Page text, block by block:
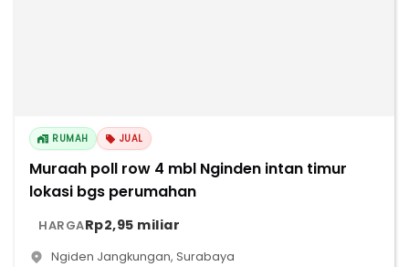
RUMAH JUAL
Muraah poll row 4 mbl Nginden intan timur
lokasi bgs perumahan
HARGARp2,95 miliar
Ngiden Jangkungan, Surabaya